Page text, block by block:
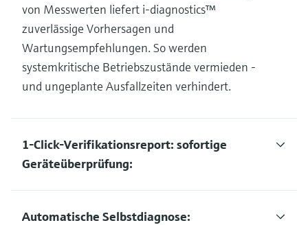
von Messwerten liefert i-diagnostics™
zuverlässige Vorhersagen und
Wartungsempfehlungen. So werden
systemkritische Betriebszustände vermieden -
und ungeplante Ausfallzeiten verhindert.
1-Click-Verifikationsreport: sofortige
Geräteüberprüfung:
Automatische Selbstdiagnose: